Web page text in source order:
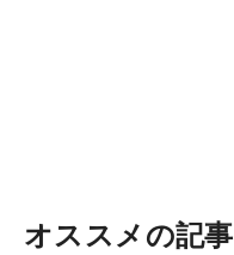
オススメの記事